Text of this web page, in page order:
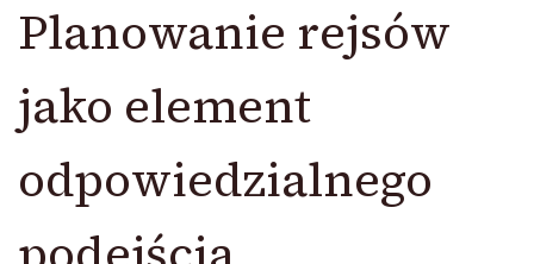
Planowanie rejsów
jako element
odpowiedzialnego